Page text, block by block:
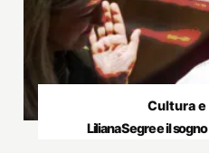
Cultura
Liliana Segre e il